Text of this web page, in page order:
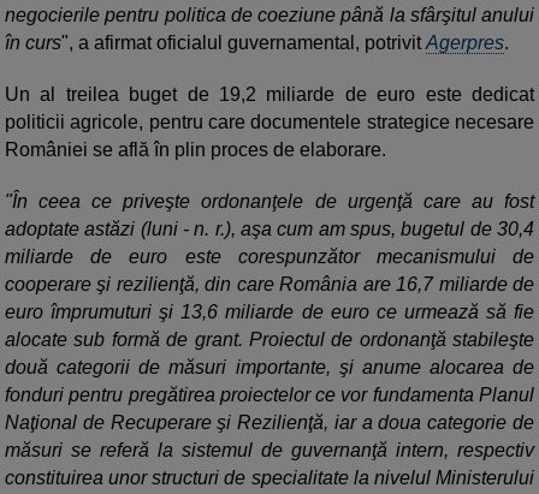
negocierile pentru politica de coeziune până la sfârşitul anului
în curs", a afirmat oficialul guvernamental, potrivitAgerpres.
Un al treilea buget de 19,2 miliarde de euro este dedicat
politicii agricole, pentru care documentele strategice necesare
României se află în plin proces de elaborare.
"În ceea ce priveşte ordonanţele de urgenţă care au fost
adoptate astăzi (luni - n. r.), aşa cum am spus, bugetul de 30,4
miliarde de euro este corespunzător mecanismului de
cooperare şi rezilienţă, din care România are 16,7 miliarde de
euro împrumuturi şi 13,6 miliarde de euro ce urmează să fie
alocate sub formă de grant. Proiectul de ordonanţă stabileşte
două categorii de măsuri importante, şi anume alocarea de
fonduri pentru pregătirea proiectelor ce vor fundamenta Planul
Naţional de Recuperare şi Rezilienţă, iar a doua categorie de
măsuri se referă la sistemul de guvernanţă intern, respectiv
constituirea unor structuri de specialitate la nivelul Ministerului